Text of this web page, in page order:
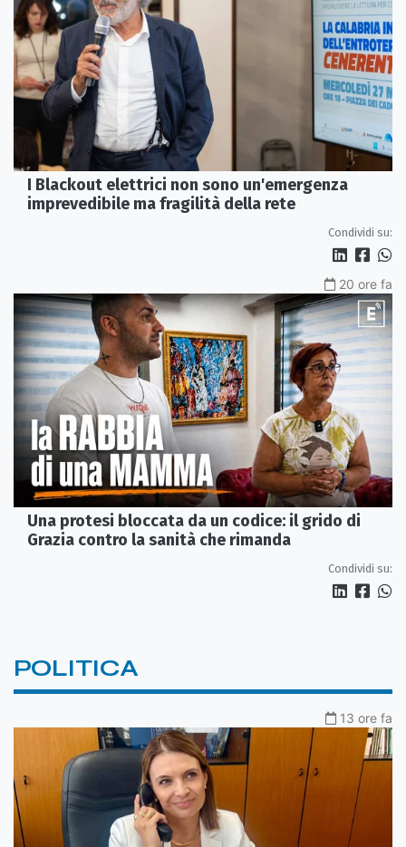
I Blackout elettrici non sono un'emergenza
imprevedibile ma fragilità della rete
Condividi su:
20 ore fa
Una protesi bloccata da un codice: il grido di
Grazia contro la sanità che rimanda
Condividi su:
POLITICA
13 ore fa